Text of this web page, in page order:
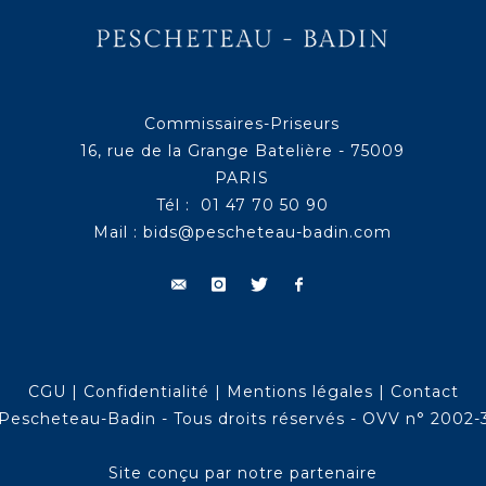
Commissaires-Priseurs
16, rue de la Grange Batelière - 75009
PARIS
Tél : 01 47 70 50 90
Mail : bids@pescheteau-badin.com
CGU | Confidentialité | Mentions légales | Contact
Badin - Tous droits réservés - OVV n° 2002-
Site conçu par notre partenaire